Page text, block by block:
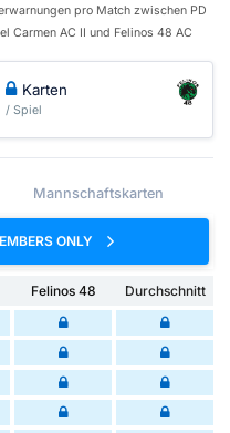
pro Match zwischen PD
Carmen AC II und Felinos 48 AC
Karten
/ Spiel
Mannschaftskarten
ONLY
Felinos 48
Durchschnitt